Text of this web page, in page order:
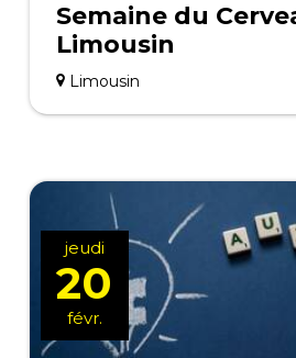
Semaine du
Limousin
Limousin
jeudi
20
févr.